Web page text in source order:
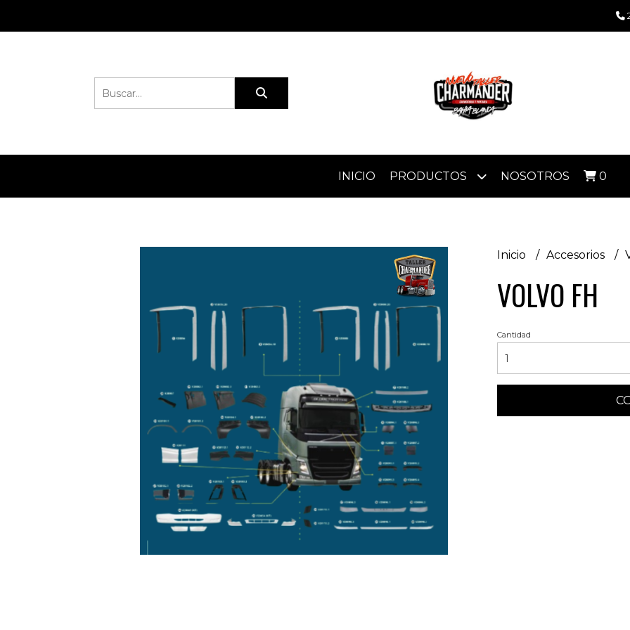
INICIO PRODUCTOS NOSOTROS 0
Inicio Accesorios
VOLVO FH
Cantidad